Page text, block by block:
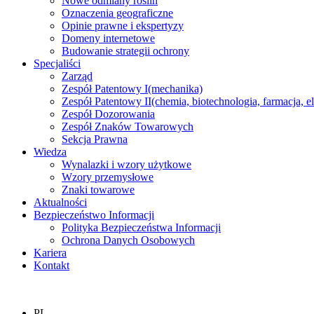
Oznaczenia geograficzne
Opinie prawne i ekspertyzy
Domeny internetowe
Budowanie strategii ochrony
Specjaliści
Zarząd
Zespół Patentowy I(mechanika)
Zespół Patentowy II(chemia, biotechnologia, farmacja,
Zespół Dozorowania
Zespół Znaków Towarowych
Sekcja Prawna
Wiedza
Wynalazki i wzory użytkowe
Wzory przemysłowe
Znaki towarowe
Aktualności
Bezpieczeństwo Informacji
Polityka Bezpieczeństwa Informacji
Ochrona Danych Osobowych
Kariera
Kontakt